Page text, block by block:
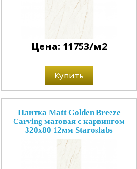
Цена: 11753/м2
Купить
Плитка Matt Golden Breeze
Carving матовая с карвингом
320x80 12мм Staroslabs